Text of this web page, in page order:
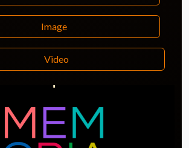
Image
Video